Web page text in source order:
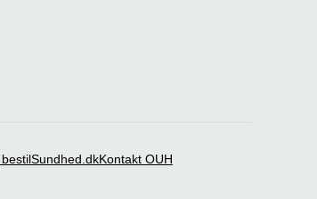
Sundhed.dkKontakt OUH